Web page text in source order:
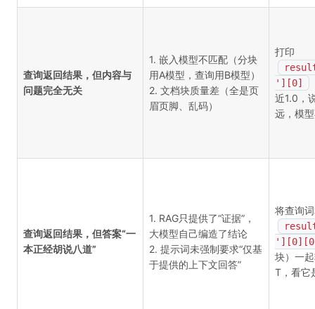
查询返回结果，但内容与
问题完全无关
1. 嵌入模型不匹配（分块
用A模型，查询用B模型）
2. 文档块质量差（全是页
眉页脚、乱码）
打印
'][0]
近1.0，
远，模
查询返回结果，但答案“一
本正经胡说八道”
1. RAG只提供了“证据”，
大模型自己编造了结论
2. 提示词未强制要求“仅基
于提供的上下文回答”
将查询
块）一
T，看它